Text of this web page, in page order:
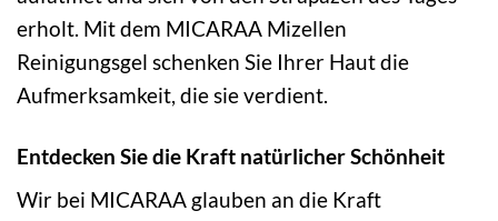
erholt. Mit dem MICARAA Mizellen
Reinigungsgel schenken Sie Ihrer Haut die
Aufmerksamkeit, die sie verdient.
Entdecken Sie die Kraft natürlicher Schönheit
Wir bei MICARAA glauben an die Kraft